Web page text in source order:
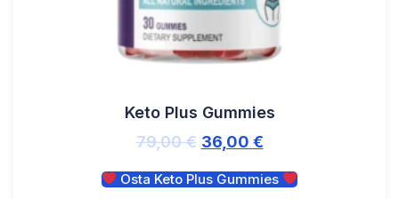
Keto Plus Gummies
79,00€ 36,00 €
Osta Keto Plus Gummies